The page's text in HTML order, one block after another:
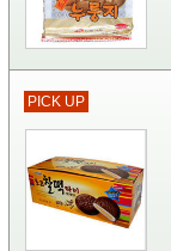
PICK UP